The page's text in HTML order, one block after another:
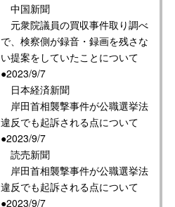
中国新聞
元衆院議員の買収事件取り調べ
で、検察側が録音・録画を残さな
い提案をしていたことについて
●2023/9/7
日本経済新聞
岸田首相襲撃事件が公職選挙法
違反でも起訴される点について
●2023/9/7
読売新聞
岸田首相襲撃事件が公職選挙法
違反でも起訴される点について
●2023/9/7